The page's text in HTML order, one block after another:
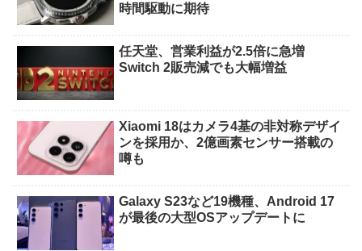
時間駆動に期待
任天堂、営業利益が2.5倍に急増
Switch 2販売減でも大幅増益
Xiaomi 18はカメラ4基の非対称デザイ
ンを採用か、2億画素センサー搭載の
噂も
Galaxy S23など19機種、Android 17
が最後の大型OSアップデートに